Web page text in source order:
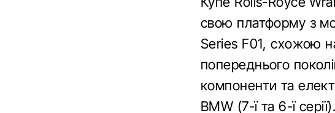
свою платформу з
Series F01, схожою
попереднього
компоненти та
BMW (7-ї та 6-ї серії).